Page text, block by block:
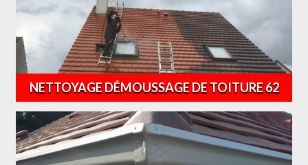
NETTOYAGE DÉMOUSSAGE DE TOITURE 62